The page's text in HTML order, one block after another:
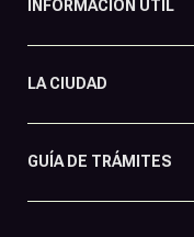
INFORMACIÓN ÚTIL
LA CIUDAD
GUÍA DE TRÁMITES